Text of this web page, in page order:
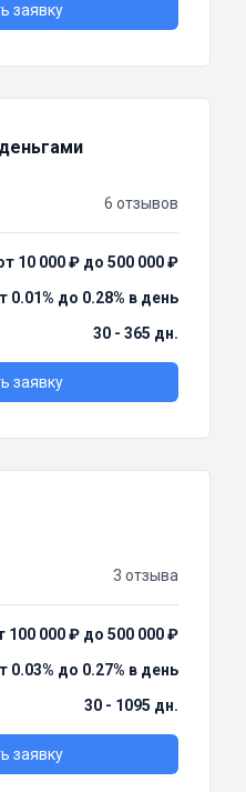
заявку
6 отзывов
10 000 ₽ до 500 000 ₽
0.01% до 0.28% в день
30 - 365 дн.
заявку
3 отзыва
100 000 ₽ до 500 000 ₽
0.03% до 0.27% в день
30 - 1095 дн.
заявку